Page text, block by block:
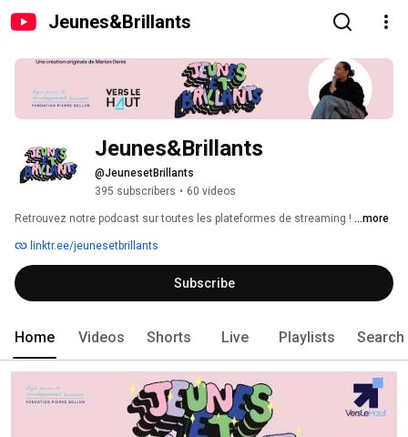
Jeunes&Brillants
Jeunes&Brillants
@JeunesetBrillants
395 subscribers • 60 videos
Retrouvez notre podcast sur toutes les plateformes de streaming ! ...more
linktr.ee/jeunesetbrillants
Subscribe
Home Videos Shorts Live Playlists Search